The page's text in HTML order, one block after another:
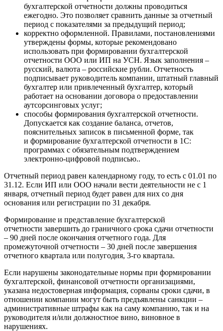
бухгалтерской отчетности должны проводиться
ежегодно. Это позволяет сравнить данные за отчетный
период с показателями за предыдущий период;
корректно оформленной. Правилами, постановлениями
утверждены формы, которые рекомендовано
использовать при формировании бухгалтерской
отчетности ООО или ИП на УСН. Язык заполнения –
русский, валюта – российские рубли. Отчетность
подписывает руководитель компании, штатный главный
бухгалтер или привлеченный бухгалтер, который
работает на основании договора о предоставлении
аутсорсинговых услуг;
способы формирования бухгалтерской отчетности.
Допускается как создание баланса, отчетов,
пояснительных записок в письменной форме, так
и формирование бухгалтерской отчетности в 1С:
программах с обязательным подтверждением
электронно-цифровой подписью..
Отчетный период равен календарному году, то есть с 01.01 по
31.12. Если ИП или ООО начали вести деятельности не с 1
января, отчетный период будет равен для них со дня
основания или регистрации по 31 декабря.
Формирование и представление бухгалтерской
отчетности завершить до граничного срока сдачи отчетности
– 90 дней после окончания отчетного года. Для
промежуточной отчетности – 30 дней после завершения
отчетного квартала или полугодия, 3-го квартала.
Если нарушены законодательные нормы при формировании
бухгалтерской, финансовой отчетности организациями,
указана недостоверная информация, сорваны сроки сдачи, в
отношении компании могут быть предъявлены санкции –
административные штрафы как на саму компанию, так и на
руководителя и/или должностное вино, виновное в
нарушениях.